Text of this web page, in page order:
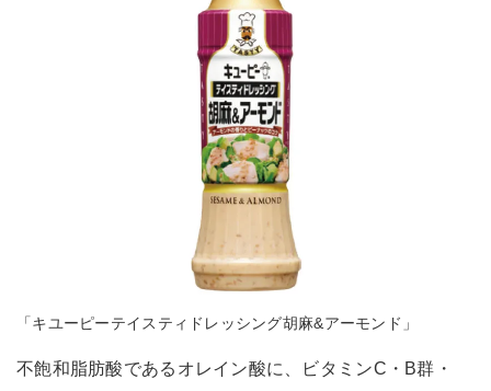
「キユーピーテイスティドレッシング胡麻&アーモンド」
不飽和脂肪酸であるオレイン酸に、ビタミンC・B群・